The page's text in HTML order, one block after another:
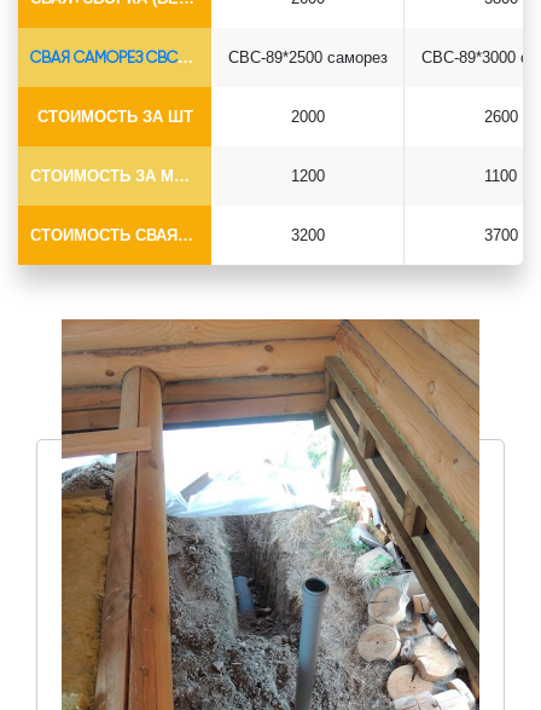
СВАЯ САМОРЕЗ СВС-Ø89*6.5
СТОИМОСТЬ ЗА ШТ
СТОИМОСТЬ ЗА МОНТАЖ
СТОИМОСТЬ СВАЯ+МОНТАЖ (БЕЗ ОГОЛОВКА)
СВС-89*2500 саморез
2000
1200
3200
СВС-89*3000
2600
1100
3700